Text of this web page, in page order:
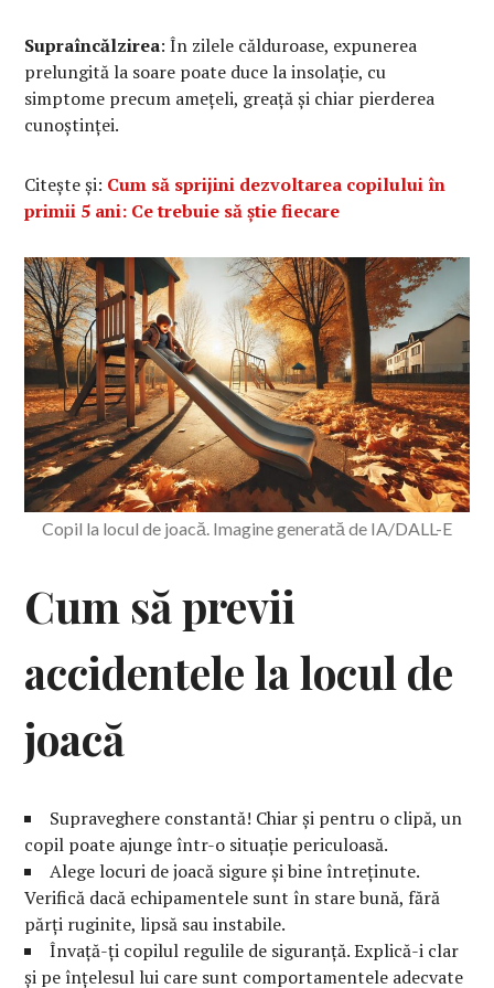
Supraîncălzirea: În zilele călduroase, expunerea
prelungită la soare poate duce la insolație, cu
simptome precum amețeli, greață și chiar pierderea
cunoștinței.
Citește și: Cum să sprijini dezvoltarea copilului în
primii 5 ani: Ce trebuie să știe fiecare
Copil la locul de joacă. Imagine generată de IA/DALL-E
Cum să previi
accidentele la locul de
joacă
Supraveghere constantă! Chiar și pentru o clipă, un
copil poate ajunge într-o situație periculoasă.
Alege locuri de joacă sigure și bine întreținute.
Verifică dacă echipamentele sunt în stare bună, fără
părți ruginite, lipsă sau instabile.
Învață-ți copilul regulile de siguranță. Explică-i clar
și pe înțelesul lui care sunt comportamentele adecvate